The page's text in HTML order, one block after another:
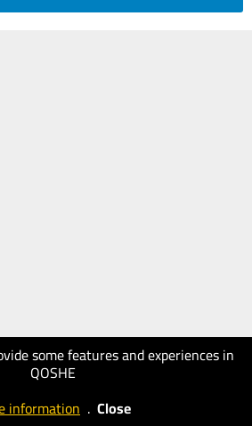
some features and experiences in
QOSHE
information . Close